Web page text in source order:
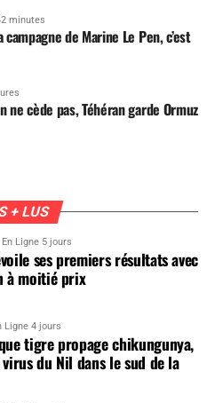
minutes
de Marine Le Pen, c’est
ne cède pas, Téhéran garde Ormuz
+ LUS
En Ligne 5 jours
ses premiers résultats avec
à moitié prix
Ligne 4 jours
tigre propage chikungunya,
du Nil dans le sud de la